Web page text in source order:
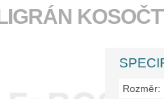
Rozměr: